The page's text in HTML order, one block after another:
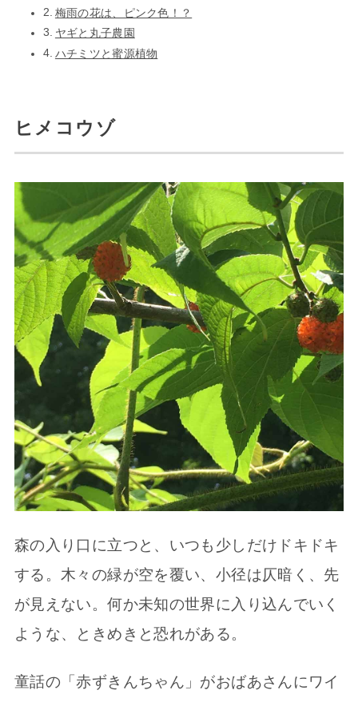
梅雨の花は、ピンク色！？
ヤギと丸子農園
ハチミツと蜜源植物
ヒメコウゾ
森の入り口に立つと、いつも少しだけドキドキ
する。木々の緑が空を覆い、小径は仄暗く、先
が見えない。何か未知の世界に入り込んでいく
ような、ときめきと恐れがある。
童話の「赤ずきんちゃん」がおばあさんにワイ